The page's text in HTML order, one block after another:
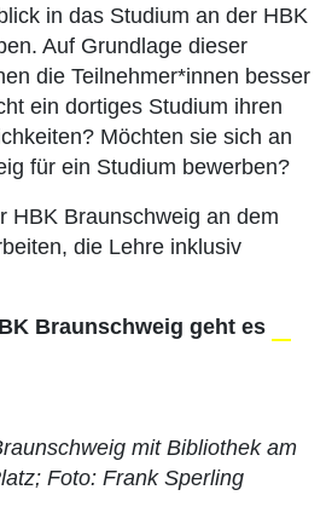
in das Studium an der HBK
Auf Grundlage dieser
die Teilnehmer*innen besser
ein dortiges Studium ihren
Möchten sie sich an
für ein Studium bewerben?
HBK Braunschweig an dem
die Lehre inklusiv
Braunschweig geht es
mit Bibliothek am
Foto: Frank Sperling